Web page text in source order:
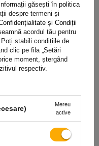
ceea ce înseamnă că
cu 300 kg,
Acesta
de transport,
poate fi obținută cu
un dispozitiv de
încărcăturii,
reală care menține
tensiunea
încărcăturii în
găsești în politica
despre termeni și
și Condiții
acordul tău pentru
stabili condițiile de
clic pe fila „Setări
moment, ștergând
respectiv.
Mereu
active